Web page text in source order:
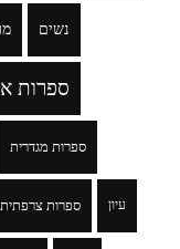
נשים
ספרות
ספרות מגדרית
ספרות צרפתית עיון